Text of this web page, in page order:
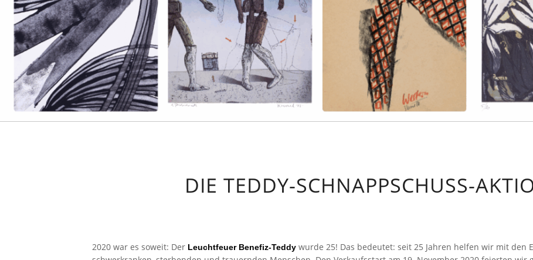
DIE TEDDY-SCHNAPPSCHUSS-
2020 war es soweit: Der Leuchtfeuer Benefiz-Teddy wurde 25! Das bedeutet: seit 25 Jahren helfen wir mit den